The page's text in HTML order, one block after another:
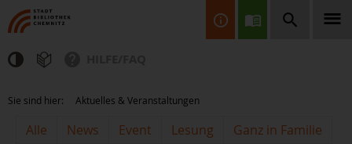
Finden Sie Informationen, Bücher, CDs & DVDs, Spiele, BluRays,
Zeitschriften und vieles mehr...
Sie sind hier: Aktuelles & Veranstaltungen
Alle News Event Lesung
Ganz in Familie